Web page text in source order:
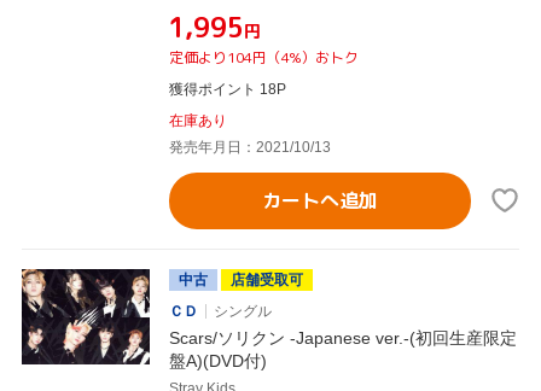
¥1,995円
定価より104円（4%）おトク
獲得ポイント 18P
在庫あり
発売年月日：2021/10/13
カートへ追加
中古
店舗受取可
ＣＤ
シングル
Scars/ソリクン -Japanese ver.-(初回生産限定
盤A)(DVD付)